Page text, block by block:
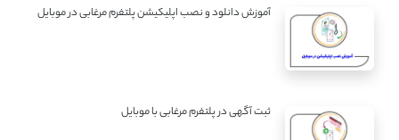
آموزش دانلود و نصب اپلیکیشن پلتفرم مرغابی در موبایل
ثبت آگهی در پلتفرم مرغابی با موبایل